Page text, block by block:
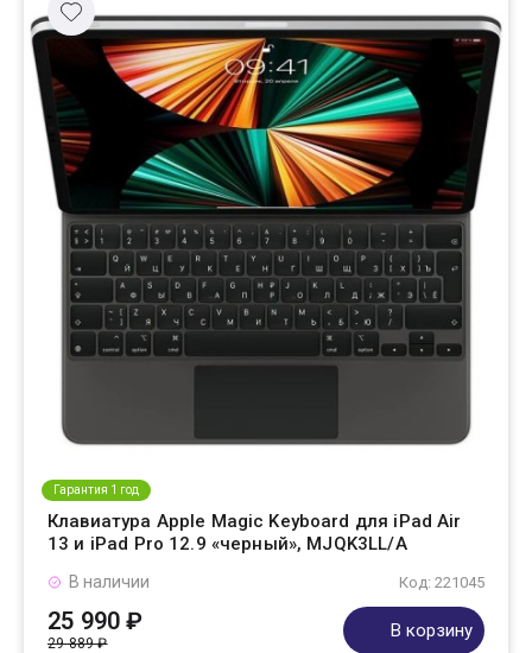
Гарантия 1 год
Клавиатура Apple Magic Keyboard для iPad Air
13 и iPad Pro 12.9 «черный», MJQK3LL/A
Код: 221045
В наличии
25 990 ₽
29 889 ₽
В корзину